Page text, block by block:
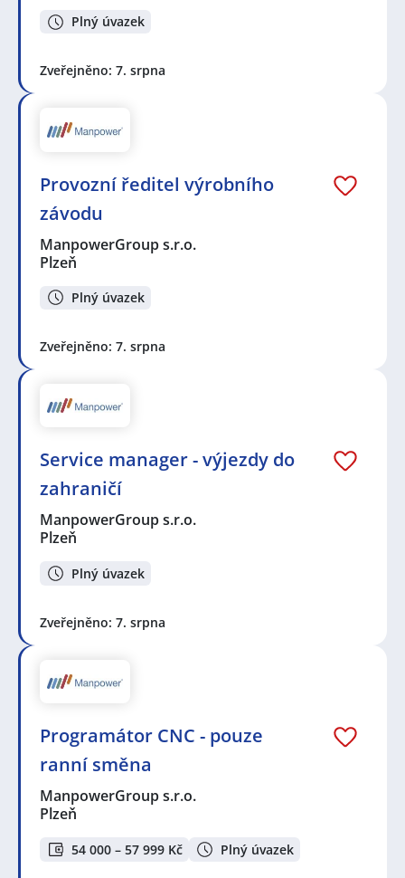
Plný úvazek
Zveřejněno: 7. srpna
Provozní ředitel výrobního
závodu
ManpowerGroup s.r.o.
Plzeň
Plný úvazek
Zveřejněno: 7. srpna
Service manager - výjezdy do
zahraničí
ManpowerGroup s.r.o.
Plzeň
Plný úvazek
Zveřejněno: 7. srpna
Programátor CNC - pouze
ranní směna
ManpowerGroup s.r.o.
Plzeň
54 000 – 57 999 Kč Plný úvazek